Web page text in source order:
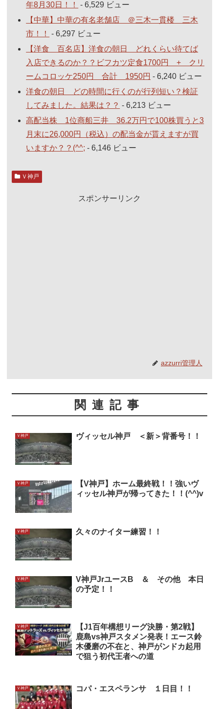
年8月30日！！
- 6,529 ビュー
【中華】中華の有名老舗店 ＠三木一貫楼 三木
市！！
- 6,297 ビュー
【洋食 百名店】洋食の朝日 どれくらい待てば
入店できるのか？？ビフカツ定食1700円 + クリ
ームコロッケ250円 合計 1950円 - 6,240 ビュー
洋食の朝日 どの時間に行くのが行列短い？検証
してみました。結果は？？ - 6,213 ビュー
高配当株 1位商船三井 36.2万円で100株買うと3
月末に26,000円（税込）の配当金が貰えますが買
いますか？？(^^; - 6,146 ビュー
Ｖ神戸
スポンサーリンク
azzurri管理人
関連記事
Ｖ神戸 ヴィッセル神戸 ＜新＞背番号！！
Ｖ神戸
【V神戸】ホーム最終戦！！強いヴ
ィッセル神戸が帰ってきた！！(^^)v
Ｖ神戸 久々のナイター練習！！
Ｖ神戸
V神戸JrユースB ＆ その他 本日
の予定！！
Ｖ神戸
【J1百年構想リーグ決勝・第2戦】
鹿島vs神戸スタメン発表！エース鈴
木優磨の不在と、神戸がンドカ起用
で狙う初代王者への道
Ｖ神戸 コパ・エスペランサ １日目！！